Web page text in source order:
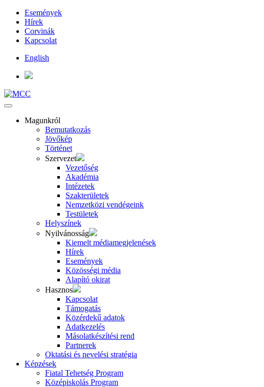
Események
Hírek
Corvinák
Kapcsolat
English
Magunkról
Bemutatkozás
Jövőkép
Történet
Szervezet
Vezetőség
Akadémia
Intézetek
Szakterületek
Nemzetközi vendégeink
Testületek
Helyszínek
Nyilvánosság
Kiemelt médiamegjelenések
Hírek
Események
Közösségi média
Alapító okirat
Hasznos
Kapcsolat
Támogatás
Közérdekű adatok
Adatkezelés
Másolatkészítési rend
Partnerek
Oktatási és nevelési stratégia
Képzések
Fiatal Tehetség Program
Középiskolás Program